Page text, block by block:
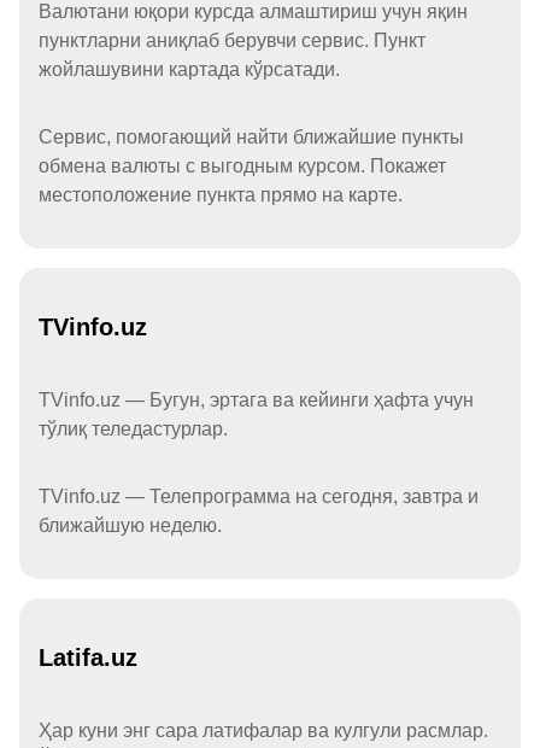
Валютани юқори курсда алмаштириш учун яқин
пунктларни аниқлаб берувчи сервис. Пункт
жойлашувини картада кўрсатади.
Сервис, помогающий найти ближайшие пункты
обмена валюты с выгодным курсом. Покажет
местоположение пункта прямо на карте.
TVinfo.uz
TVinfo.uz — Бугун, эртага ва кейинги ҳафта учун
тўлиқ теледастурлар.
TVinfo.uz — Телепрограмма на сегодня, завтра и
ближайшую неделю.
Latifa.uz
Ҳар куни энг сара латифалар ва кулгули расмлар.